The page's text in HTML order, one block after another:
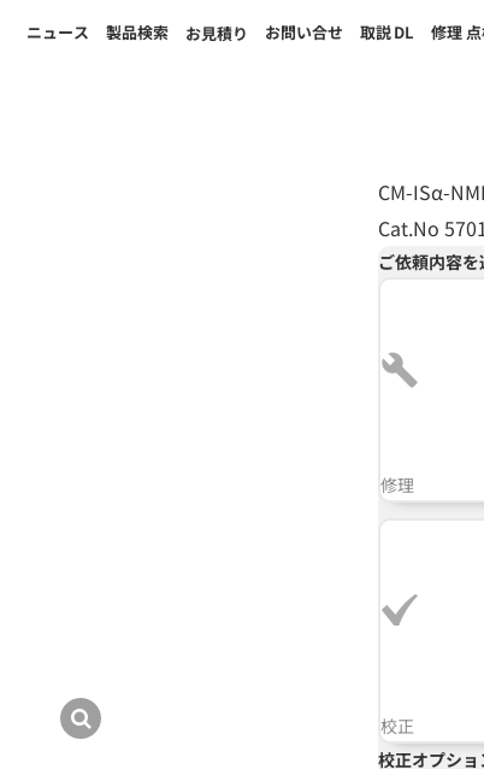
ニュース 製品検索 お見積り お問い合せ 取説DL 修理
CM-ISα-
Cat.No
ご依頼内容
修理
校正
校正オプシ